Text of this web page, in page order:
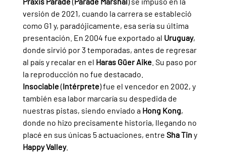
versión de 2021, cuando la carrera se estableció
como G1 y, paradójicamente, esa sería su última
presentación. En 2004 fue exportado al Uruguay,
donde sirvió por 3 temporadas, antes de regresar
al país y recalar en el Haras Güer Aike. Su paso por
la reproducción no fue destacado.
Insociable (Intérprete) fue el vencedor en 2002, y
también esa labor marcaría su despedida de
nuestras pistas, siendo enviado a Hong Kong,
donde no hizo precisamente historia, llegando no
placé en sus únicas 5 actuaciones, entre Sha Tin y
Happy Valley.